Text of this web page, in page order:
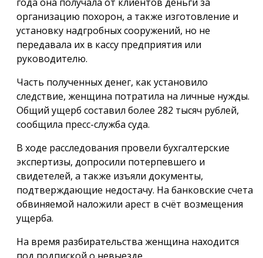
организацию похорон, а также изготовление и
установку надгробных сооружений, но не
передавала их в кассу предприятия или
руководителю.
Часть полученных денег, как установило
следствие, женщина потратила на личные нужды.
Общий ущерб составил более 282 тысяч рублей,
сообщила пресс-служба суда.
В ходе расследования провели бухгалтерские
экспертизы, допросили потерпевшего и
свидетелей, а также изъяли документы,
подтверждающие недостачу. На банковские счета
обвиняемой наложили арест в счёт возмещения
ущерба.
На время разбирательства женщина находится
под подпиской о невыезде.